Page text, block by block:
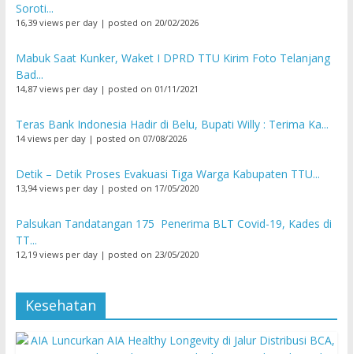
Soroti...
16,39 views per day| posted on 20/02/2026
Mabuk Saat Kunker, Waket I DPRD TTU Kirim Foto Telanjang
Bad...
14,87 views per day| posted on 01/11/2021
Teras Bank Indonesia Hadir di Belu, Bupati Willy : Terima Ka...
14 views per day| posted on 07/08/2026
Detik – Detik Proses Evakuasi Tiga Warga Kabupaten TTU...
13,94 views per day| posted on 17/05/2020
Palsukan Tandatangan 175 Penerima BLT Covid-19, Kades di
TT...
12,19 views per day| posted on 23/05/2020
Kesehatan